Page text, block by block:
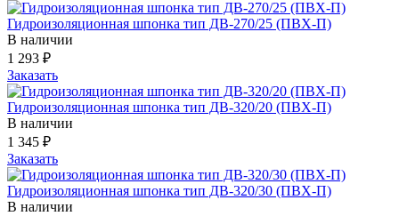
Гидроизоляционная шпонка тип ДВ-270/25 (ПВХ-П)
В наличии
1 293 ₽
Заказать
Гидроизоляционная шпонка тип ДВ-320/20 (ПВХ-П)
В наличии
1 345 ₽
Заказать
Гидроизоляционная шпонка тип ДВ-320/30 (ПВХ-П)
В наличии